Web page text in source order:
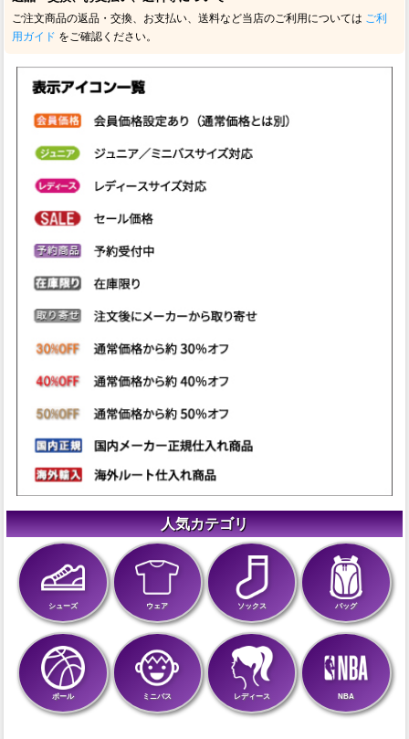
ご注文商品の返品・交換、お支払い、送料など当店のご利用については ご利
用ガイド をご確認ください。
人気カテゴリ
シューズ ウェア ソックス バッグ
ボール ミニバス レディース NBA